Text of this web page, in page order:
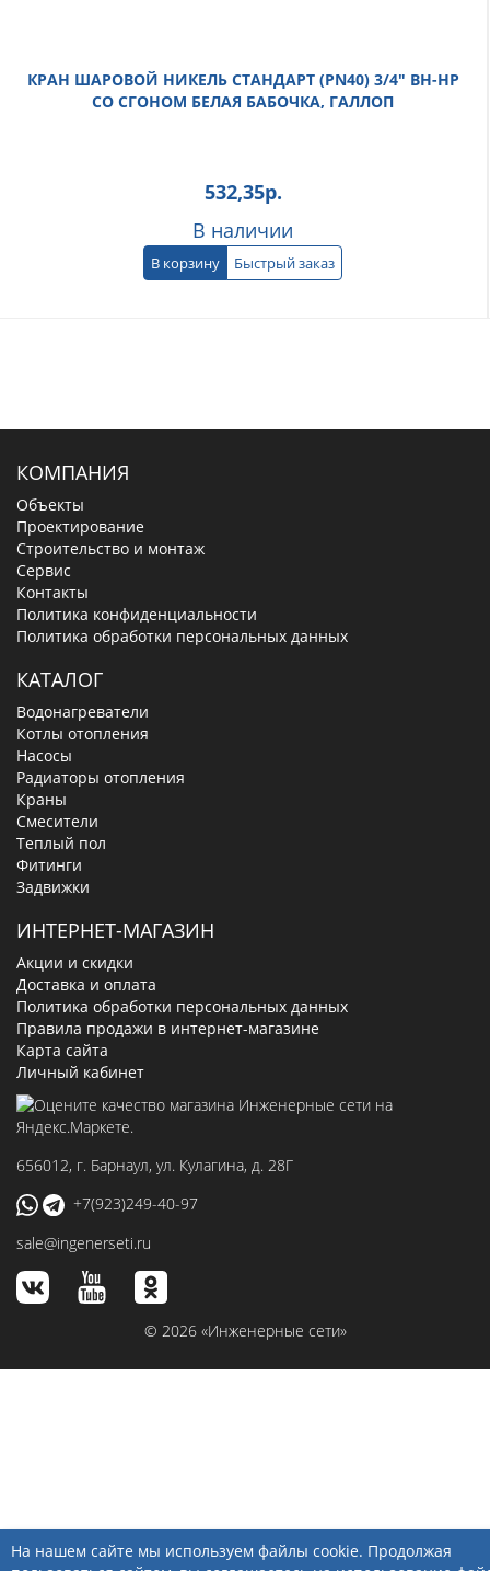
КРАН ШАРОВОЙ НИКЕЛЬ СТАНДАРТ (PN40) 3/4" ВН-НР
СО СГОНОМ БЕЛАЯ БАБОЧКА, ГАЛЛОП
532,35р.
В наличии
В корзину Быстрый заказ
КОМПАНИЯ
Объекты
Проектирование
Строительство и монтаж
Сервис
Контакты
Политика конфиденциальности
Политика обработки персональных данных
КАТАЛОГ
Водонагреватели
Котлы отопления
Насосы
Радиаторы отопления
Краны
Смесители
Теплый пол
Фитинги
Задвижки
ИНТЕРНЕТ-МАГАЗИН
Акции и скидки
Доставка и оплата
Политика обработки персональных данных
Правила продажи в интернет-магазине
Карта сайта
Личный кабинет
656012, г. Барнаул, ул. Кулагина, д. 28Г
+7(923)249-40-97
sale@ingenerseti.ru
© 2026 «Инженерные сети»
На нашем сайте мы используем файлы cookie. Продолжая